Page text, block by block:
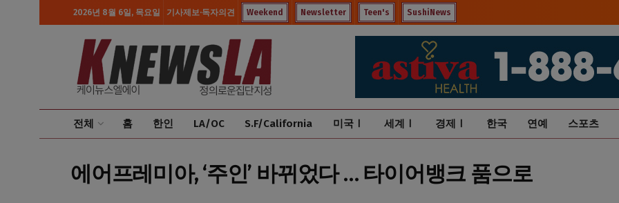
2026년 8월 6일, 목요일 기사제보·독자의견 Weekend Newsletter Teen's SushiNews
전체 홈 한인 LA/OC S.F/California 미국Ⅰ 세계Ⅰ 경제Ⅰ 한국 연예 스포츠
에어프레미아, ‘주인’ 바뀌었다 … 타이어뱅크 품으로